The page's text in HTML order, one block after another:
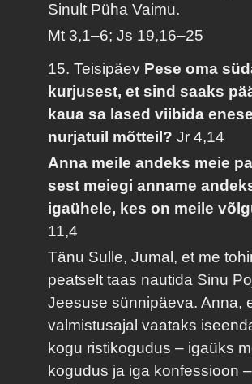
Sinult Püha Vaimu.
Mt 3,1–6; Js 19,16–25
15. Teisipäev Pese oma
kurjusest, et sind saaks
kaua sa lased viibida
nurjatuil mõtteil?Jr 4,14
Anna meile andeks meie
sest meiegi anname
igaühele, kes on meile
11,4
Tänu Sulle, Jumal, et me
peatselt taas nautida Sinu
Jeesuse sünnipäeva. Anna,
valmistusajal vaataks
kogu ristikogudus – igaüks
kogudus ja iga konfessioon